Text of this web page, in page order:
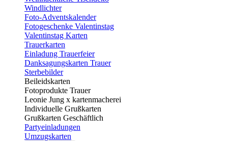
Windlichter
Foto-Adventskalender
Fotogeschenke Valentinstag
Valentinstag Karten
Trauerkarten
Einladung Trauerfeier
Danksagungskarten Trauer
Sterbebilder
Beileidskarten
Fotoprodukte Trauer
Leonie Jung x kartenmacherei
Individuelle Grußkarten
Grußkarten Geschäftlich
Partyeinladungen
Umzugskarten